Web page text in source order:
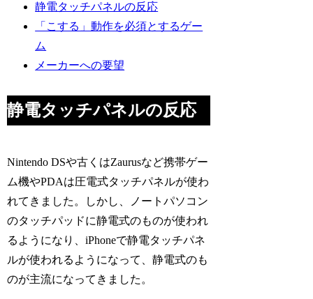
静電タッチパネルの反応
「こする」動作を必須とするゲー
ム
メーカーへの要望
静電タッチパネルの反応
Nintendo DSや古くはZaurusなど携帯ゲー
ム機やPDAは圧電式タッチパネルが使わ
れてきました。しかし、ノートパソコン
のタッチパッドに静電式のものが使われ
るようになり、iPhoneで静電タッチパネ
ルが使われるようになって、静電式のも
のが主流になってきました。